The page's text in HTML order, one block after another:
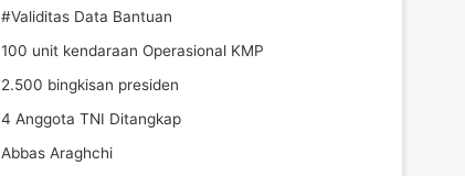
#Validitas Data Bantuan
100 unit kendaraan Operasional KMP
2.500 bingkisan presiden
4 Anggota TNI Ditangkap
Abbas Araghchi